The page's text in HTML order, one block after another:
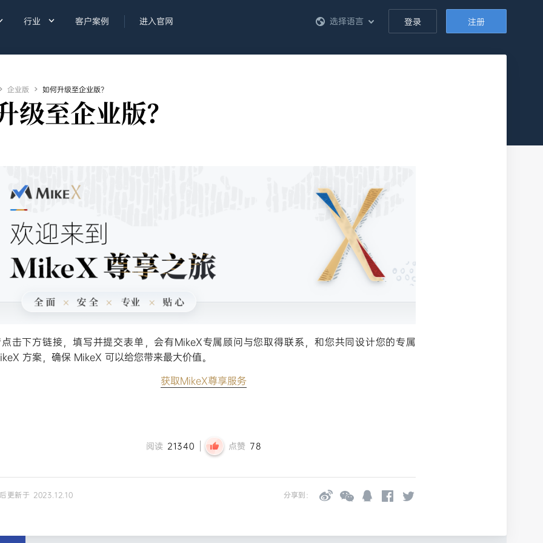
行业  客户案例 进入官网 登录 注册
选择语言
企业版  如何升级至企业版？
级至企业版？
击下方链接，填写并提交表单，会有MikeX专属顾问与您取得联系，和您共同设计您的专属
方案，确保 MikeX 可以给您带来最大价值。
获取MikeX尊享服务
阅读 21340 点赞 78
更新于 2023.12.10 分享到：